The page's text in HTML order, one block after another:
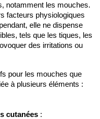
notamment les mouches.
facteurs physiologiques
elle ne dispense
tels que les tiques, les
des irritations ou
pour les mouches que
à plusieurs éléments :
cutanées :